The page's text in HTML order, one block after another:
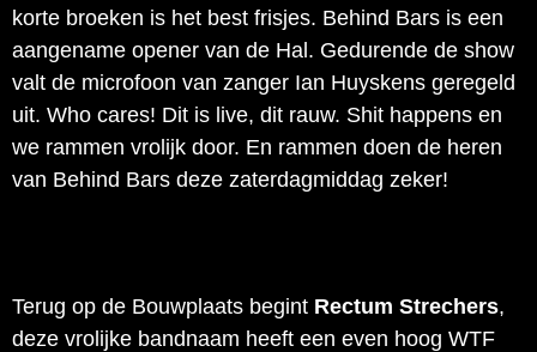
korte broeken is het best frisjes. Behind Bars is een
aangename opener van de Hal. Gedurende de show
valt de microfoon van zanger Ian Huyskens geregeld
uit. Who cares! Dit is live, dit rauw. Shit happens en
we rammen vrolijk door. En rammen doen de heren
van Behind Bars deze zaterdagmiddag zeker!
Terug op de Bouwplaats begint Rectum Strechers,
deze vrolijke bandnaam heeft een even hoog WTF